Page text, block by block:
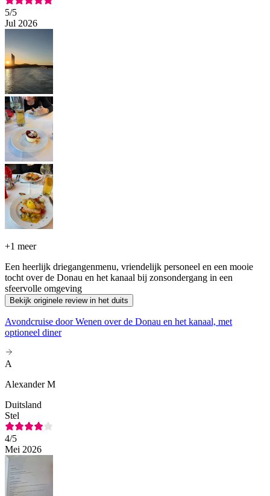
5/5
Jul 2026
+1 meer
Een heerlijk driegangenmenu, vriendelijk personeel en een mooie
tocht over de Donau en het kanaal bij zonsondergang in een
sfeervolle omgeving
Bekijk originele review in het duits
Avondcruise door Wenen over de Donau en het kanaal, met
optioneel diner
A
Alexander M
Duitsland
Stel
4/5
Mei 2026